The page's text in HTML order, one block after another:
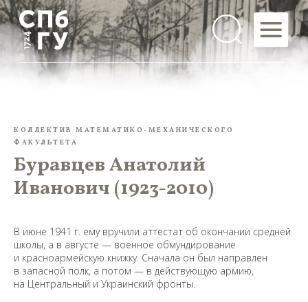
КОЛЛЕКТИВ МАТЕМАТИКО-МЕХАНИЧЕСКОГО
ФАКУЛЬТЕТА
Буравцев Анатолий
Иванович (1923-2010)
В июне 1941 г. ему вручили аттестат об окончании средней
школы, а в августе — военное обмундирование
и красноармейскую книжку. Сначала он был направлен
в запасной полк, а потом — в действующую армию,
на Центральный и Украинский фронты.